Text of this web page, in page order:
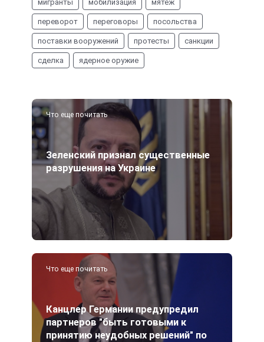
мигранты мобилизация мятеж
переворот переговоры посольства
поставки вооружений протесты санкции
сделка ядерное оружие
Что еще почитать
Зеленский признал существенные
разрушения на Украине
Что еще почитать
Канцлер Германии предупредил
партнеров "быть готовыми к
принятию неудобных решений" по